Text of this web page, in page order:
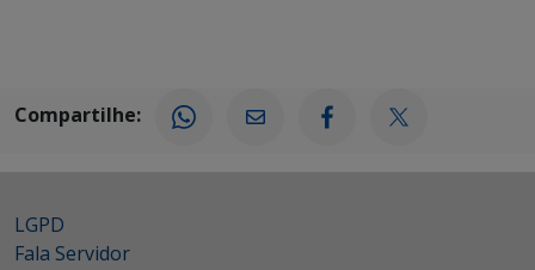
Compartilhe:
LGPD
Fala Servidor